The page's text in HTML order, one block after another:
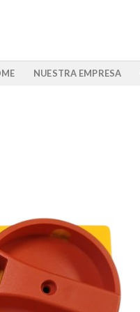
NUESTRA EMPRESA